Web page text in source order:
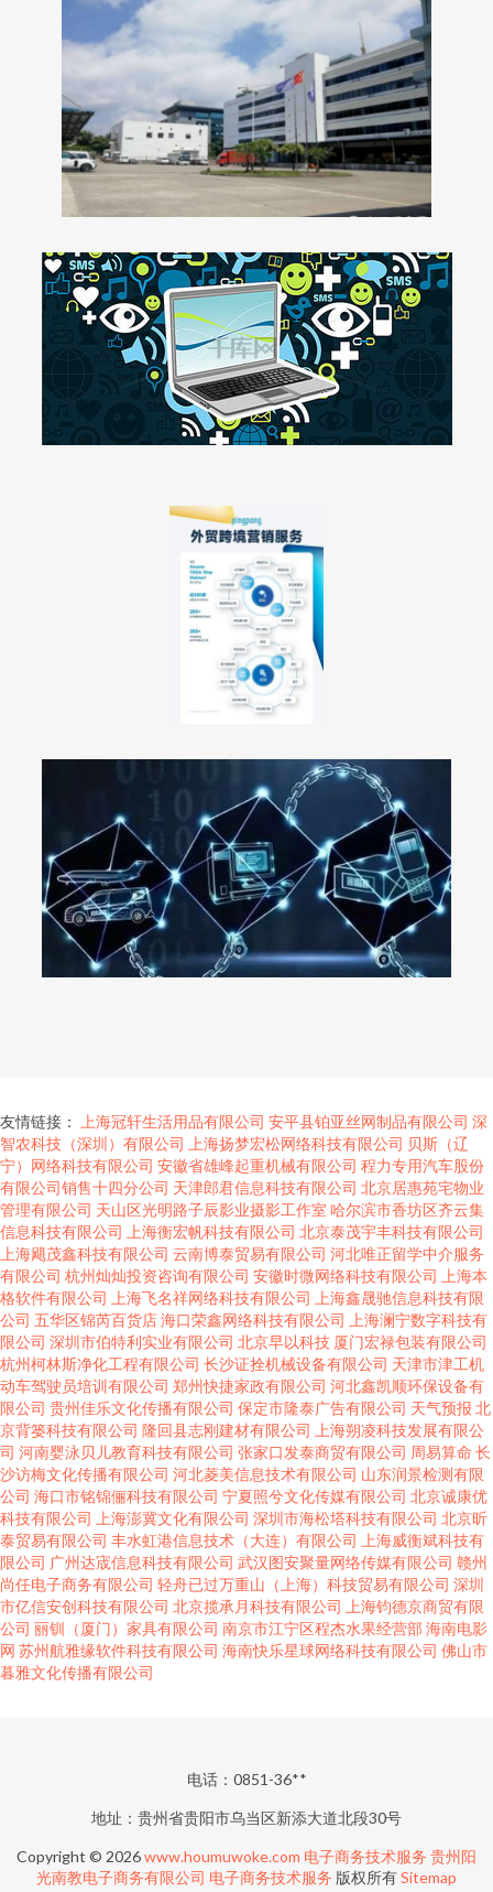
友情链接： 上海冠轩生活用品有限公司 安平县铂亚丝网制品有限公司 深
智农科技（深圳）有限公司
上海扬梦宏松网络科技有限公司 贝斯（辽
宁）网络科技有限公司 安徽省雄峰起重机械有限公司 程力专用汽车股份
有限公司销售十四分公司 天津郎君信息科技有限公司 北京居惠苑宅物业
管理有限公司 天山区光明路子辰影业摄影工作室 哈尔滨市香坊区齐云集
信息科技有限公司
上海衡宏帆科技有限公司 北京泰茂宇丰科技有限公司
上海飓茂鑫科技有限公司 云南博泰贸易有限公司 河北唯正留学中介服务
有限公司 杭州灿灿投资咨询有限公司 安徽时微网络科技有限公司
上海本
格软件有限公司
上海飞名祥网络科技有限公司
上海鑫晟驰信息科技有限
公司 五华区锦芮百货店海口荣鑫网络科技有限公司
上海澜宁数字科技有
限公司 深圳市伯特利实业有限公司 北京早以科技 厦门宏禄包装有限公司
杭州柯林斯净化工程有限公司 长沙证拴机械设备有限公司 天津市津工机
动车驾驶员培训有限公司 郑州快捷家政有限公司 河北鑫凯顺环保设备有
限公司 贵州佳乐文化传播有限公司 保定市隆泰广告有限公司 天气预报 北
京背篓科技有限公司 隆回县志刚建材有限公司
上海朔凌科技发展有限公
司 河南婴泳贝儿教育科技有限公司 张家口发泰商贸有限公司 周易算命 长
沙访梅文化传播有限公司 河北菱美信息技术有限公司 山东润景检测有限
公司 海口市铭锦俪科技有限公司 宁夏照兮文化传媒有限公司 北京诚康优
科技有限公司
上海澎冀文化有限公司 深圳市海松塔科技有限公司 北京昕
泰贸易有限公司 丰水虹港信息技术（大连）有限公司
上海威衡斌科技有
限公司 广州达宬信息科技有限公司 武汉图安聚量网络传媒有限公司 赣州
尚任电子商务有限公司 轻舟已过万重山（上海）科技贸易有限公司 深圳
市亿信安创科技有限公司 北京揽承月科技有限公司
上海钧德京商贸有限
公司 丽钏（厦门）家具有限公司 南京市江宁区程杰水果经营部 海南电影
网 苏州航雅缘软件科技有限公司 海南快乐星球网络科技有限公司 佛山市
暮雅文化传播有限公司
电话：0851-36**
地址：贵州省贵阳市乌当区新添大道北段30号
Copyright © 2026www.houmuwoke.com 电子商务技术服务 贵州阳
光南教电子商务有限公司 电子商务技术服务 版权所有Sitemap